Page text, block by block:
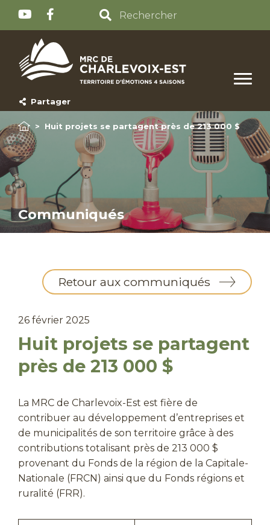
Partager
> Huit projets se partagent près de 213 000 $
Communiqués
Retour aux communiqués
26 février 2025
Huit projets se partagent
près de 213 000 $
La MRC de Charlevoix-Est est fière de
contribuer au développement d’entreprises et
de municipalités de son territoire grâce à des
contributions totalisant près de 213 000 $
provenant du Fonds de la région de la Capitale-
Nationale (FRCN) ainsi que du Fonds régions et
ruralité (FRR).